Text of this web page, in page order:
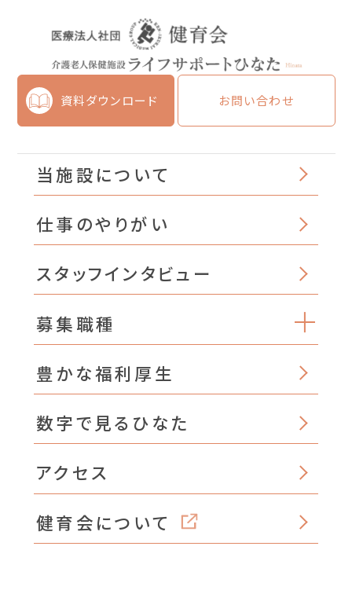
資料ダウンロード お問い合わせ
当施設について
仕事のやりがい
スタッフインタビュー
募集職種
豊かな福利厚生
数字で見るひなた
アクセス
健育会について